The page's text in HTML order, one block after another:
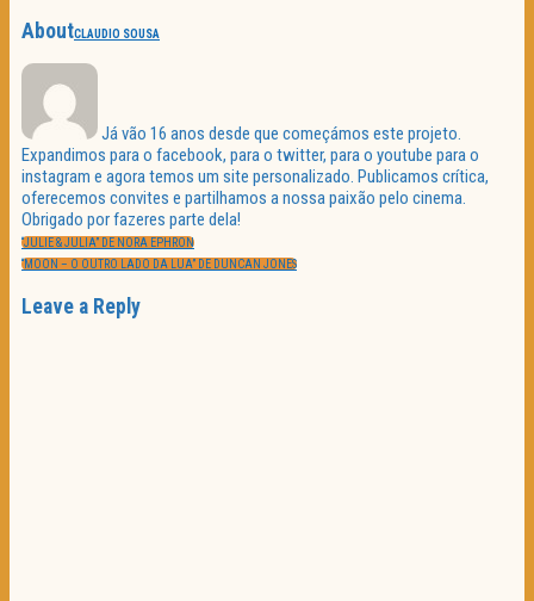
AboutCLAUDIO SOUSA
Já vão 16 anos desde que começámos este projeto.
Expandimos para o facebook, para o twitter, para o youtube para o
instagram e agora temos um site personalizado. Publicamos crítica,
oferecemos convites e partilhamos a nossa paixão pelo cinema.
Obrigado por fazeres parte dela!
Navegação
de
artigos
PREVIOUS
POST:
“JULIE & JULIA” DE NORA EPHRON
NEXT
POST:
“MOON – O OUTRO LADO DA LUA” DE DUNCAN JONES
Leave a Reply